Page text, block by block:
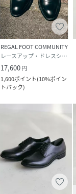
REGAL FOOT COMMUNITY
レースアップ・ドレスシューズ
17,600円
1,600ポイント(10%ポイン
トバック)